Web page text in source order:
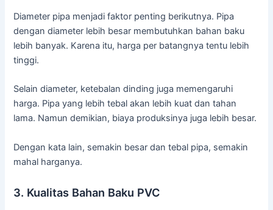
Diameter pipa menjadi faktor penting berikutnya. Pipa
dengan diameter lebih besar membutuhkan bahan baku
lebih banyak. Karena itu, harga per batangnya tentu lebih
tinggi.
Selain diameter, ketebalan dinding juga memengaruhi
harga. Pipa yang lebih tebal akan lebih kuat dan tahan
lama. Namun demikian, biaya produksinya juga lebih besar.
Dengan kata lain, semakin besar dan tebal pipa, semakin
mahal harganya.
3. Kualitas Bahan Baku PVC